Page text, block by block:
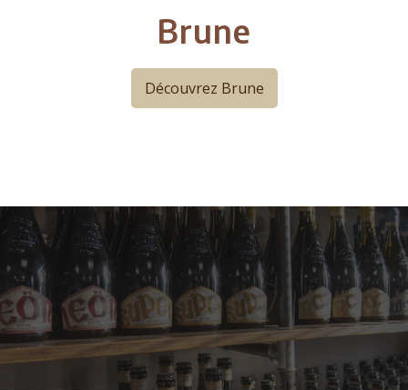
Brune
Découvrez Brune